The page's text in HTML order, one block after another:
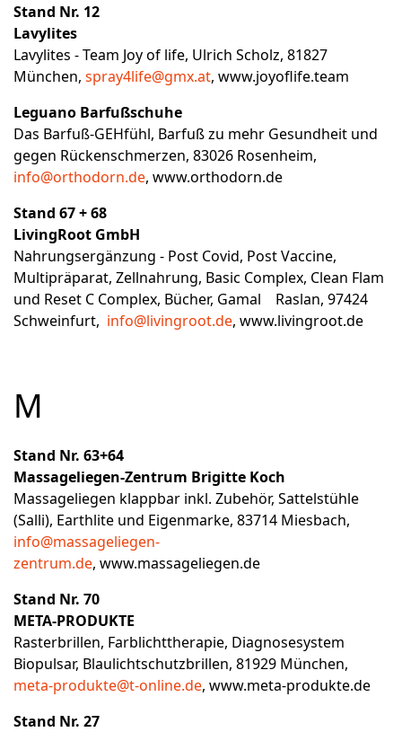
Stand Nr. 12
Lavylites
Lavylites - Team Joy of life, Ulrich Scholz, 81827
München, spray4life@gmx.at, www.joyoflife.team
Leguano Barfußschuhe
Das Barfuß-GEHfühl, Barfuß zu mehr Gesundheit und
gegen Rückenschmerzen, 83026 Rosenheim,
info@orthodorn.de, www.orthodorn.de
Stand 67 + 68
LivingRoot GmbH
Nahrungsergänzung - Post Covid, Post Vaccine,
Multipräparat, Zellnahrung, Basic Complex, Clean Flam
und Reset C Complex, Bücher, Gamal Raslan, 97424
Schweinfurt, info@livingroot.de, www.livingroot.de
M
Stand Nr. 63+64
Massageliegen-Zentrum Brigitte Koch
Massageliegen klappbar inkl. Zubehör, Sattelstühle
(Salli), Earthlite und Eigenmarke, 83714 Miesbach,
info@massageliegen-
zentrum.de, www.massageliegen.de
Stand Nr. 70
META-PRODUKTE
Rasterbrillen, Farblichttherapie, Diagnosesystem
Biopulsar, Blaulichtschutzbrillen, 81929 München,
meta-produkte@t-online.de, www.meta-produkte.de
Stand Nr. 27